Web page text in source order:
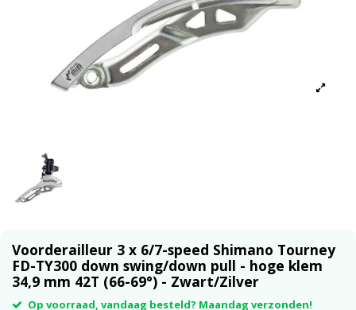
Voorderailleur 3 x 6/7-speed Shimano Tourney
FD-TY300 down swing/down pull - hoge klem
34,9 mm 42T (66-69°) - Zwart/Zilver
Op voorraad, vandaag besteld? Maandag verzonden!